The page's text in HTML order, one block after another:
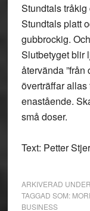
Stundtals tråkig
Stundtals platt
gubbrockig.
Slutbetyget blir
återvända ”från
överträffar
enastående.
små doser.
Text: Petter
ARKIVERAD
TAGGAD SOM:
BUSINESS